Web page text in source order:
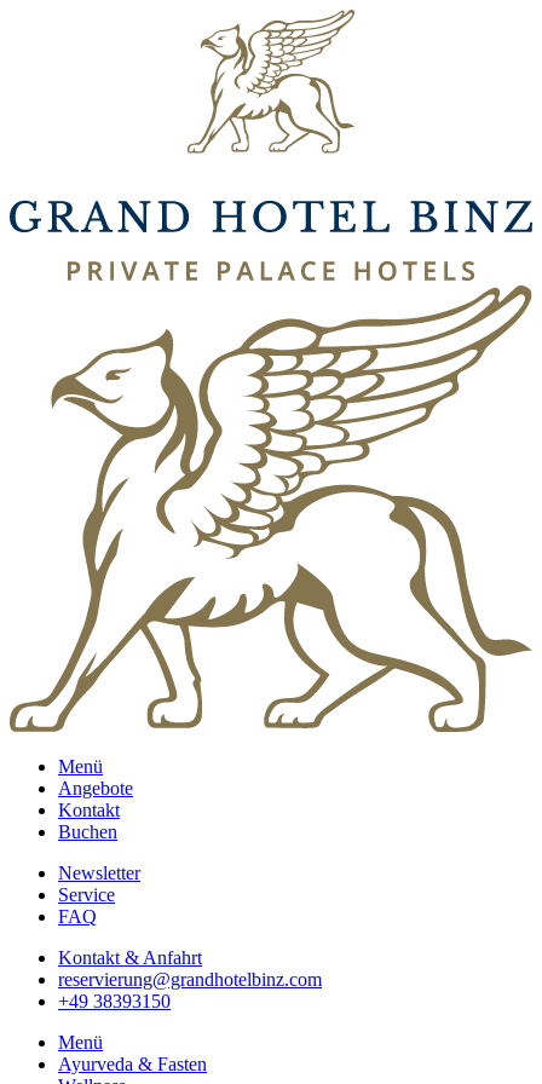
Menü
Angebote
Kontakt
Buchen
Newsletter
Service
FAQ
Kontakt & Anfahrt
reservierung@grandhotelbinz.com
+49 38393150
Menü
Ayurveda & Fasten